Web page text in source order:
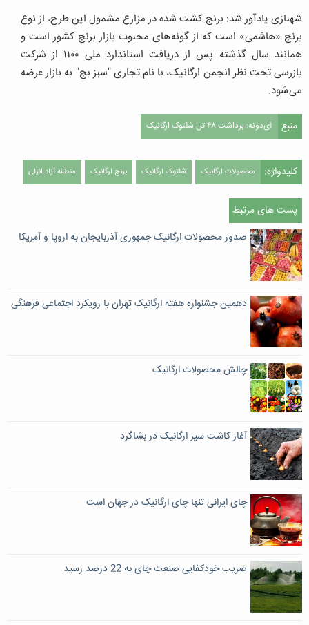
شهبازی یادآور شد: برنج کشت شده در مزارع مشمول این طرح، از نوع
برنج «هاشمی» است که از گونه های محبوب بازار برنج کشور است و
همانند سال گذشته پس از دریافت استاندارد ملی ۱۱۰۰ از شرکت
بازرسی تحت نظر انجمن ارگانیک، با نام تجاری "سبز بج" به بازار عرضه
می شود.
منبع آی‌دونه: برداشت ۴۸ تن شلتوک ارگانیک
کلیدواژه: محصولات ارگانیک شلتوک ارگانیک برنج ارگانیک منطقه آزاد انزلی
پست های مرتبط
صدور محصولات ارگانیک جمهوری آذربایجان به اروپا و آمریکا
دهمین جشنواره هفته ارگانیک تهران با رویکرد اجتماعی فرهنگی
چالش محصولات ‌ارگانیک
آغاز کاشت سیر ارگانیک در بشاگرد
چای ایرانی تنها چای ارگانیک در جهان است
ضریب خودکفایی صنعت چای به 22 درصد رسید